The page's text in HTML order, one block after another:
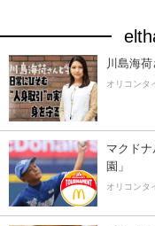
川島海
オリコンタ
マクド
園」
オリコンタ